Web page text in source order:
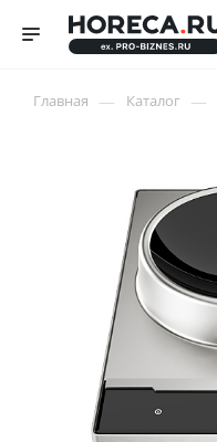
Главная — Каталог —